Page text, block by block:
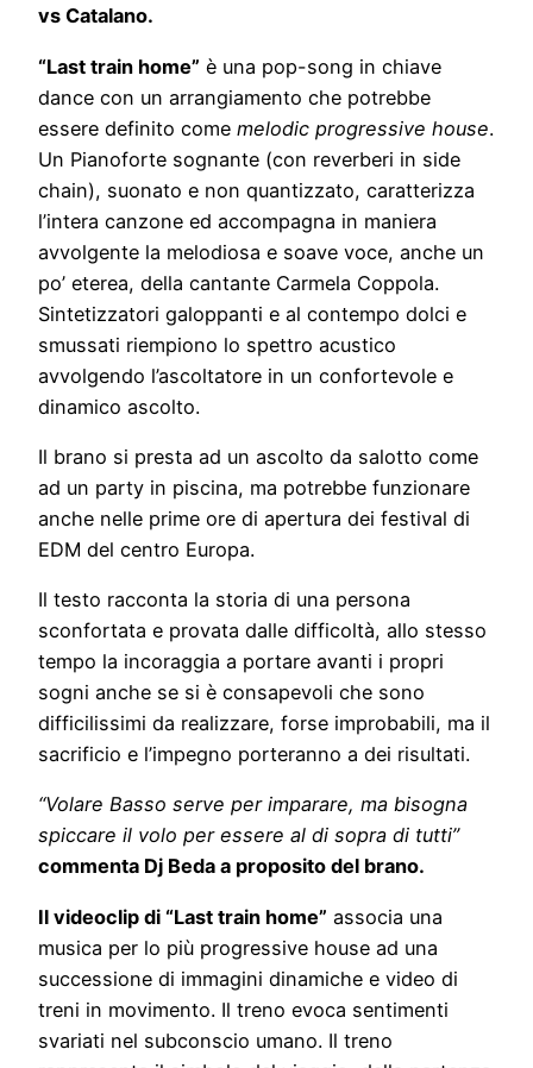
vs Catalano.
“Last train home” è una pop-song in chiave
dance con un arrangiamento che potrebbe
essere definito come melodic progressive house.
Un Pianoforte sognante (con reverberi in side
chain), suonato e non quantizzato, caratterizza
l’intera canzone ed accompagna in maniera
avvolgente la melodiosa e soave voce, anche un
po’ eterea, della cantante Carmela Coppola.
Sintetizzatori galoppanti e al contempo dolci e
smussati riempiono lo spettro acustico
avvolgendo l’ascoltatore in un confortevole e
dinamico ascolto.
Il brano si presta ad un ascolto da salotto come
ad un party in piscina, ma potrebbe funzionare
anche nelle prime ore di apertura dei festival di
EDM del centro Europa.
Il testo racconta la storia di una persona
sconfortata e provata dalle difficoltà, allo stesso
tempo la incoraggia a portare avanti i propri
sogni anche se si è consapevoli che sono
difficilissimi da realizzare, forse improbabili, ma il
sacrificio e l’impegno porteranno a dei risultati.
“Volare Basso serve per imparare, ma bisogna
spiccare il volo per essere al di sopra di tutti”
commenta Dj Beda a proposito del brano.
Il videoclip di “Last train home” associa una
musica per lo più progressive house ad una
successione di immagini dinamiche e video di
treni in movimento. Il treno evoca sentimenti
svariati nel subconscio umano. Il treno